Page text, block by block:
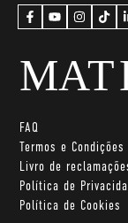
FAQ
Termos e Condições
Livro de
Política de
Política de Cookies